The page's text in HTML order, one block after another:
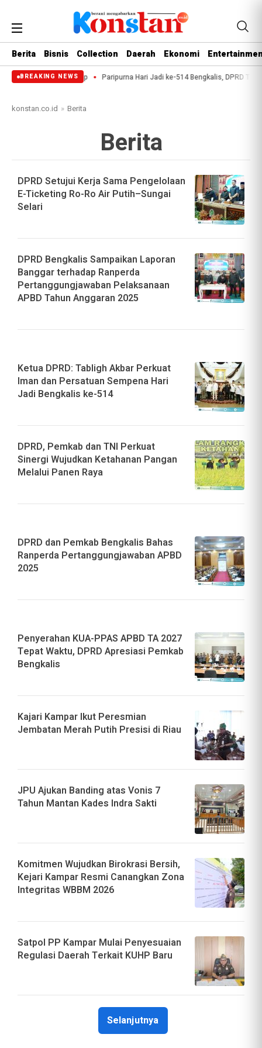
Berita Bisnis Collection Daerah Ekonomi
BREAKING NEWS
Dokter Internsip Paripurna Hari Jadi ke-514 Bengkalis, DPRD
konstan.co.id » Berita
Berita
DPRD Setujui Kerja Sama Pengelolaan
E-Ticketing Ro-Ro Air Putih–Sungai
Selari
DPRD Bengkalis Sampaikan Laporan
Banggar terhadap Ranperda
Pertanggungjawaban Pelaksanaan
APBD Tahun Anggaran 2025
Ketua DPRD: Tabligh Akbar Perkuat
Iman dan Persatuan Sempena Hari
Jadi Bengkalis ke-514
DPRD, Pemkab dan TNI Perkuat
Sinergi Wujudkan Ketahanan Pangan
Melalui Panen Raya
DPRD dan Pemkab Bengkalis Bahas
Ranperda Pertanggungjawaban APBD
2025
Penyerahan KUA-PPAS APBD TA 2027
Tepat Waktu, DPRD Apresiasi Pemkab
Bengkalis
Kajari Kampar Ikut Peresmian
Jembatan Merah Putih Presisi di Riau
JPU Ajukan Banding atas Vonis 7
Tahun Mantan Kades Indra Sakti
Komitmen Wujudkan Birokrasi Bersih,
Kejari Kampar Resmi Canangkan Zona
Integritas WBBM 2026
Satpol PP Kampar Mulai Penyesuaian
Regulasi Daerah Terkait KUHP Baru
Selanjutnya